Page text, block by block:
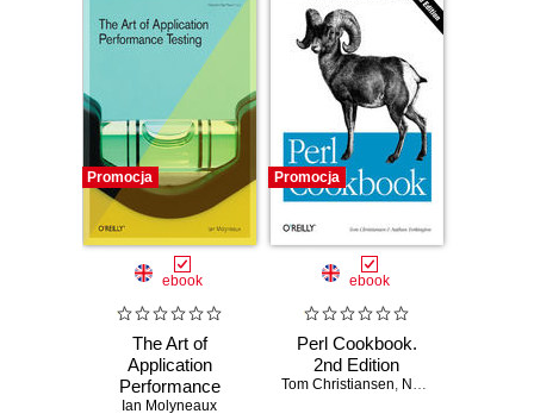
Promocja
ebook
The Art of
Application
Performance
Testing. Help for
Ian Molyneaux
Promocja
ebook
Perl Cookbook.
2nd Edition
Tom Christiansen, Nathan Torkington